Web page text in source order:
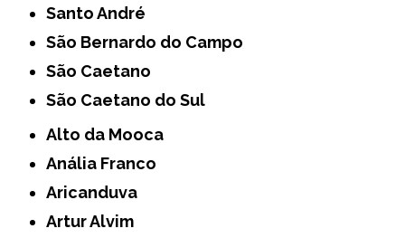
Santo André
São Bernardo do Campo
São Caetano
São Caetano do Sul
Alto da Mooca
Anália Franco
Aricanduva
Artur Alvim